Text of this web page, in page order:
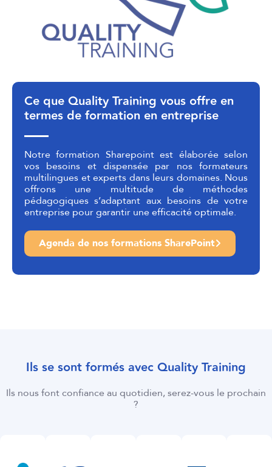
Ce que Quality Training vous offre en
termes de formation en entreprise
Notre formation Sharepoint est élaborée selon
vos besoins et dispensée par nos formateurs
multilingues et experts dans leurs domaines. Nous
offrons une multitude de méthodes
pédagogiques s’adaptant aux besoins de votre
entreprise pour garantir une efficacité optimale.
Agenda de nos formations SharePoint
Ils se sont formés avec Quality Training
Ils nous font confiance au quotidien, serez-vous le prochain
?